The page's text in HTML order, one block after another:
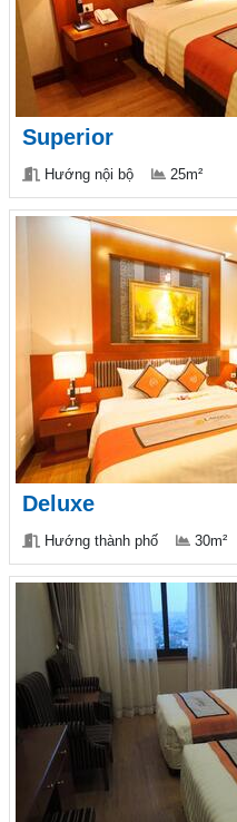
Superior
Hướng nội bộ 25m²
Deluxe
Hướng thành phố 30m²